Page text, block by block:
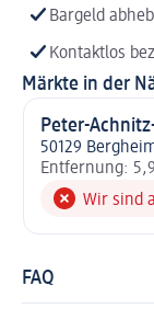
Bargeld
Kontaktlos
Märkte in der
Peter-
50129
Entfernung:
Wir sind
FAQ